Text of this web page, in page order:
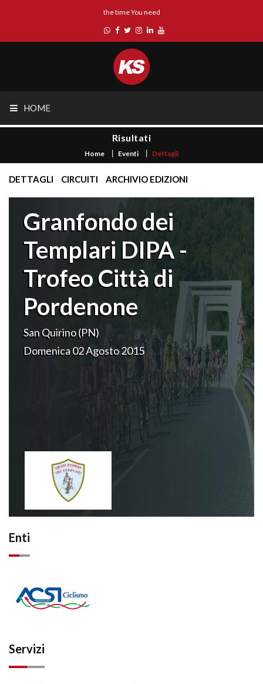
the time You need
HOME
Risultati
Home Eventi Dettagli
DETTAGLI CIRCUITI ARCHIVIO EDIZIONI
Granfondo dei
Templari DIPA -
Trofeo Città di
Pordenone
San Quirino (PN)
Domenica 02 Agosto 2015
Enti
Servizi